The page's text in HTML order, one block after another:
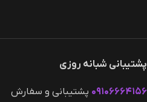
پشتیبانی شبانه روزی
۰۹۱۰۶۶۶۴۱۵۶ پشتیبانی و سفارش